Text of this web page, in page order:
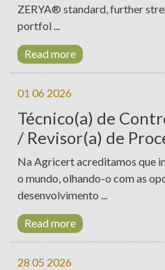
ZERYA® standard, further
portfol ...
Read more
01 06 2026
Técnico(a) de
/ Revisor(a) de
Na Agricert acreditamos que
o mundo, olhando-o com as
desenvolvimento ...
Read more
28 05 2026